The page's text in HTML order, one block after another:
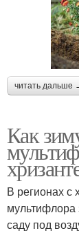
читать дальше
Как
В регионах
саду под